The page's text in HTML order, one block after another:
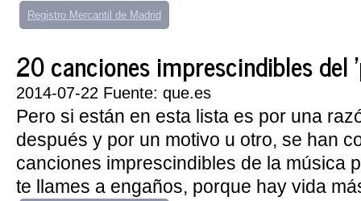
Registro Mercantil de Madrid
20 canciones imprescindibles del
2014-07-22 Fuente: que.es
Pero si están en esta lista es por una
después y por un motivo u otro, se han
canciones imprescindibles de la música
te llames a engaños, porque hay vida